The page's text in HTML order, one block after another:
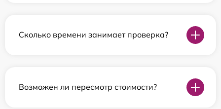
Сколько времени занимает проверка?
Возможен ли пересмотр стоимости?